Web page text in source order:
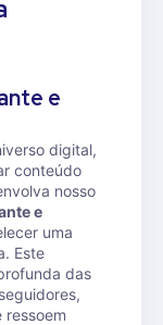
e
digital,
conteúdo
nosso
e
uma
Este
das